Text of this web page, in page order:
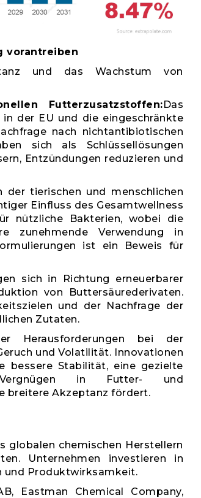
vorantreiben
und das Wachstum von
Futterzusatzstoffen:Das
der EU und die eingeschränkte
nach nichtantibiotischen
sich als Schlüssellösungen
Entzündungen reduzieren und
der tierischen und menschlichen
Einfluss des Gesamtwellness
nützliche Bakterien, wobei die
zunehmende Verwendung in
ist ein Beweis für
sich in Richtung erneuerbarer
von Buttersäurederivaten.
und der Nachfrage der
Zutaten.
Herausforderungen bei der
und Volatilität. Innovationen
bessere Stabilität, eine gezielte
in Futter- und
breitere Akzeptanz fördert.
globalen chemischen Herstellern
Unternehmen investieren in
und Produktwirksamkeit.
Eastman Chemical Company,